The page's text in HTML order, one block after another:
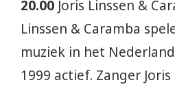
20.00 Joris Linssen &
Linssen & Caramba
muziek in het
1999 actief. Zanger